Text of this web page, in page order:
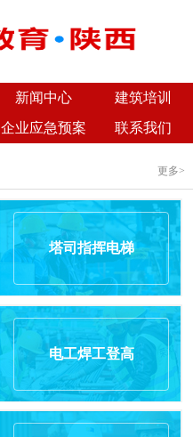
新闻中心
建筑培训
企业应急预案 联系我们
更多>
塔司指挥电梯
电工焊工登高